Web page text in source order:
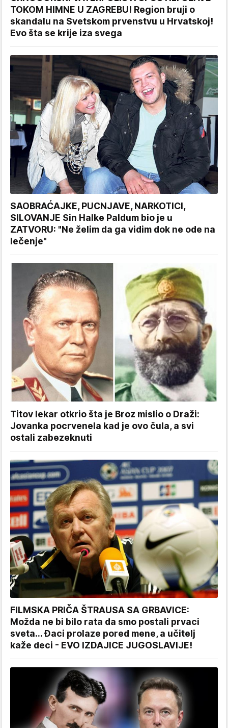
TOKOM HIMNE U ZAGREBU! Region bruji o
skandalu na Svetskom prvenstvu u Hrvatskoj!
Evo šta se krije iza svega
SAOBRAĆAJKE, PUCNJAVE, NARKOTICI,
SILOVANJE Sin Halke Paldum bio je u
ZATVORU: "Ne želim da ga vidim dok ne ode na
lečenje"
Titov lekar otkrio šta je Broz mislio o Draži:
Jovanka pocrvenela kad je ovo čula, a svi
ostali zabezeknuti
FILMSKA PRIČA ŠTRAUSA SA GRBAVICE:
Možda ne bi bilo rata da smo postali prvaci
sveta... Đaci prolaze pored mene, a učitelj
kaže deci - EVO IZDAJICE JUGOSLAVIJE!